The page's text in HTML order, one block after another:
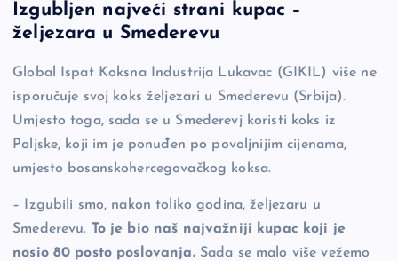
c
e
b
o
o
k
p
y
Li
n
k
se
n
g
er
er ar
e
Izgubljen najveći strani kupac –
željezara u Smederevu
Global Ispat Koksna Industrija Lukavac (GIKIL) više ne
isporučuje svoj koks željezari u Smederevu (Srbija).
Umjesto toga, sada se u Smederevj koristi koks iz
Poljske, koji im je ponuđen po povoljnijim cijenama,
umjesto bosanskohercegovačkog koksa.
– Izgubili smo, nakon toliko godina, željezaru u
Smederevu. To je bio naš najvažniji kupac koji je
nosio 80 posto poslovanja.Sada se malo više vežemo